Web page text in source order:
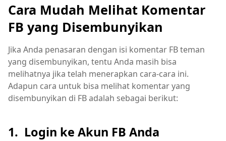
Cara Mudah Melihat Komentar
FB yang Disembunyikan
Jika Anda penasaran dengan isi komentar FB teman
yang disembunyikan, tentu Anda masih bisa
melihatnya jika telah menerapkan cara-cara ini.
Adapun cara untuk bisa melihat komentar yang
disembunyikan di FB adalah sebagai berikut:
1. Login ke Akun FB Anda